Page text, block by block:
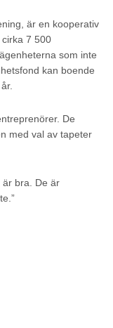
är en kooperativ
7 500
som inte
kan boende
De
med val av tapeter
är bra. De är